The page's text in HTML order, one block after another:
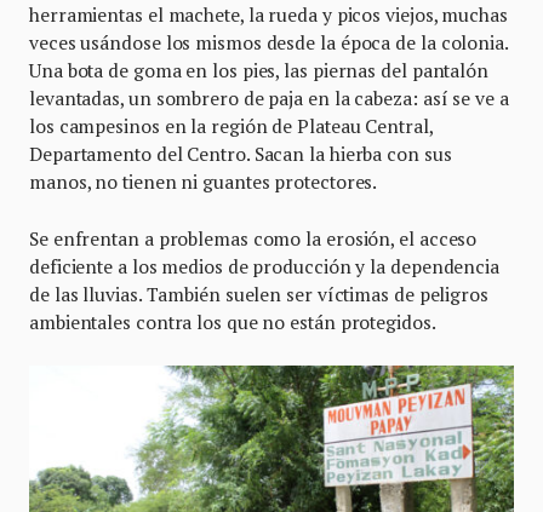
herramientas el machete, la rueda y picos viejos, muchas
veces usándose los mismos desde la época de la colonia.
Una bota de goma en los pies, las piernas del pantalón
levantadas, un sombrero de paja en la cabeza: así se ve a
los campesinos en la región de Plateau Central,
Departamento del Centro. Sacan la hierba con sus
manos, no tienen ni guantes protectores.
Se enfrentan a problemas como la erosión, el acceso
deficiente a los medios de producción y la dependencia
de las lluvias. También suelen ser víctimas de peligros
ambientales contra los que no están protegidos.